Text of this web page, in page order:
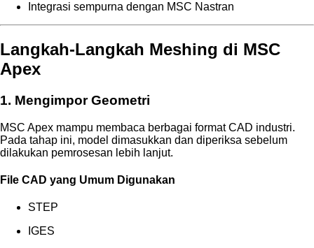
Integrasi sempurna dengan MSC Nastran
Langkah-Langkah Meshing di MSC
Apex
1. Mengimpor Geometri
MSC Apex mampu membaca berbagai format CAD industri.
Pada tahap ini, model dimasukkan dan diperiksa sebelum
dilakukan pemrosesan lebih lanjut.
File CAD yang Umum Digunakan
STEP
IGES